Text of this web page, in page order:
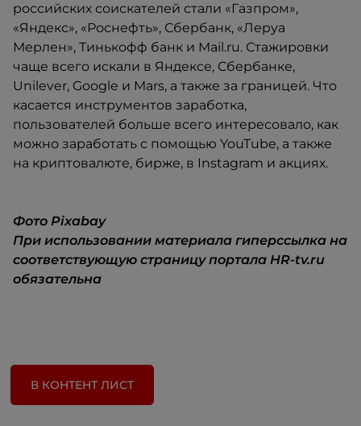
российских соискателей стали «Газпром»,
«Яндекс», «Роснефть», Сбербанк, «Леруа
Мерлен», Тинькофф банк и Mail.ru. Стажировки
чаще всего искали в Яндексе, Сбербанке,
Unilever, Google и Mars, а также за границей. Что
касается инструментов заработка,
пользователей больше всего интересовало, как
можно заработать с помощью YouTube, а также
на криптовалюте, бирже, в Instagram и акциях.
Фото Pixabay
При использовании материала гиперссылка на
соответствующую страницу портала HR-tv.ru
обязательна
В КОНТЕНТ ЛИСТ